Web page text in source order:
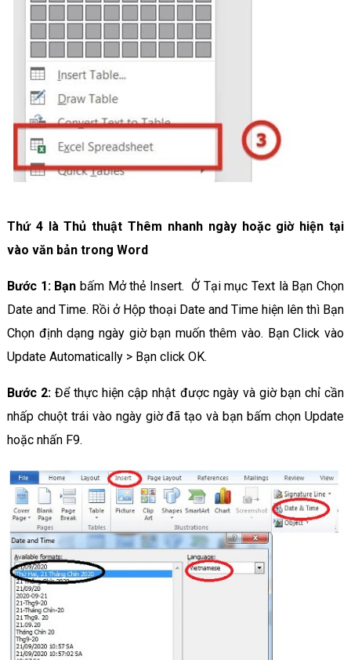
Thứ 4 là Thủ thuật Thêm nhanh ngày hoặc giờ hiện tại
vào văn bản trong Word
Bước 1: Bạn bấm Mở thẻ Insert. Ở Tại mục Text là Bạn Chọn
Date and Time. Rồi ở Hộp thoại Date and Time hiện lên thì Bạn
Chọn định dạng ngày giờ bạn muốn thêm vào. Bạn Click vào
Update Automatically > Bạn click OK.
Bước 2: Để thực hiện cập nhật được ngày và giờ bạn chỉ cần
nhấp chuột trái vào ngày giờ đã tạo và bạn bấm chọn Update
hoặc nhấn F9.